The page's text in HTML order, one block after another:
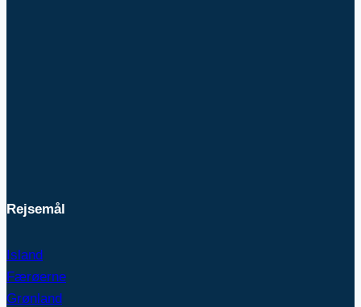
Rejsemål
Island
Færøerne
Grønland